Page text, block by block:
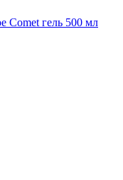
Comet гель 500 мл